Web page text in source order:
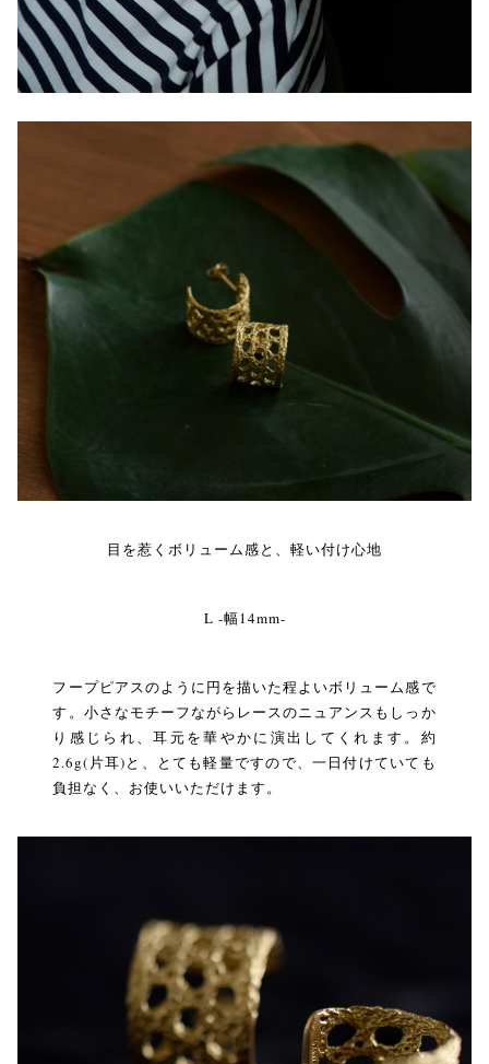
目を惹くボリューム感と、軽い付け心地
L -幅14mm-
フープピアスのように円を描いた程よいボリューム感で
す。小さなモチーフながらレースのニュアンスもしっか
り感じられ、耳元を華やかに演出してくれます。約
2.6g(片耳)と、とても軽量ですので、一日付けていても
負担なく、お使いいただけます。